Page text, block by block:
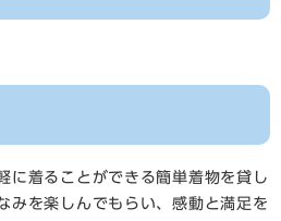
に着ることができる簡単着物を貸し
みを楽しんでもらい、感動と満足を